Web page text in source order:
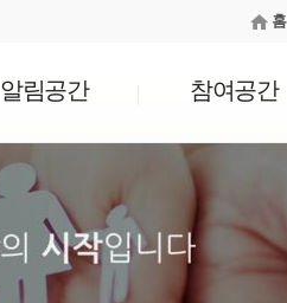
홈
알림공간 참여공간